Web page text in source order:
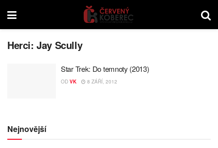
Herci:Jay Scully
Star Trek: Do temnoty (2013)
OD VK 8 ZÁŘÍ, 2012
Nejnovější